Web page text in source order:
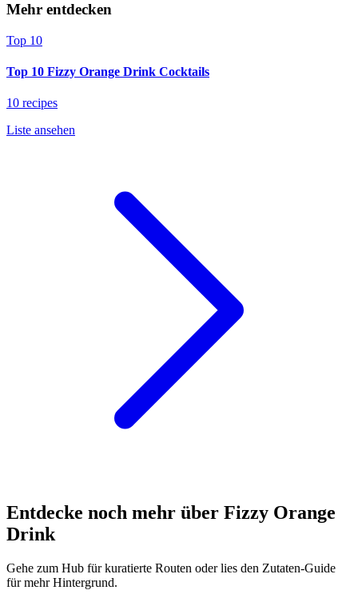
Mehr entdecken
Top 10
Top 10 Fizzy Orange Drink Cocktails
10 recipes
Liste ansehen
Entdecke noch mehr über Fizzy Orange
Drink
Gehe zum Hub für kuratierte Routen oder lies den Zutaten-Guide
für mehr Hintergrund.